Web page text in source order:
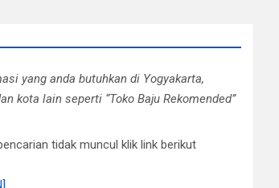
yang anda butuhkan di Yogyakarta,
kota lain seperti “Toko Baju Rekomended”
tidak muncul klik link berikut